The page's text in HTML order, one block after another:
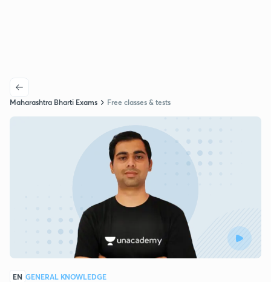
Maharashtra Bharti Exams Free classes & tests
EN GENERAL KNOWLEDGE